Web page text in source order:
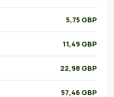
5,75 GBP
11,49 GBP
22,98 GBP
57,46 GBP